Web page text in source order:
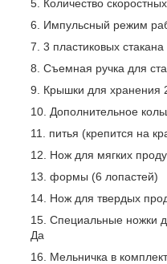
Количество
Импульсный режим
3 пластиковых
Съемная ручка для
Крышки для хранения
Дополнительное
питья (крепится на
Нож для мягких
формы (6 лопастей)
Нож для твердых
Специальные ножки
Да
Мельничка в